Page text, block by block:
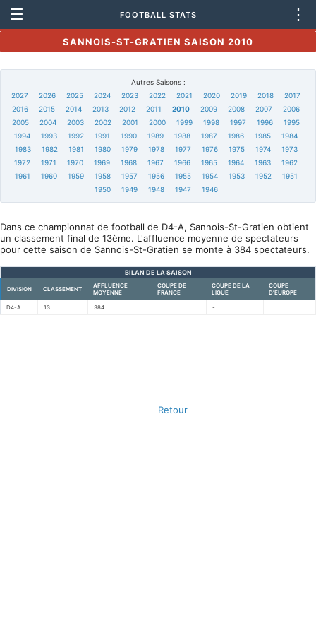
☰ FOOTBALL STATS ⋮
SANNOIS-ST-GRATIEN SAISON 2010
Autres Saisons :
2027
2026 2025 2024 2023 2022 2021 2020 2019 2018
2017
2016
2015 2014 2013 2012 2011 2010 2009 2008 2007
2006
2005
2004 2003 2002 2001 2000 1999 1998 1997 1996
1995
1994
1993 1992 1991 1990 1989 1988 1987 1986 1985
1984
1983
1982 1981 1980 1979 1978 1977 1976 1975 1974
1973
1972
1971 1970 1969 1968 1967 1966 1965 1964 1963
1962
1961
1960 1959 1958 1957 1956 1955 1954 1953 1952
1951
1950
1949 1948 1947 1946
Dans ce championnat de football de D4-A, Sannois-St-Gratien obtient
un classement final de 13ème. L'affluence moyenne de spectateurs
pour cette saison de Sannois-St-Gratien se monte à 384 spectateurs.
BILAN DE LA SAISON
DIVISION CLASSEMENT
AFFLUENCE
MOYENNE
COUPE DE
FRANCE
COUPE DE LA
LIGUE
COUPE
D'EUROPE
D4-A 13 384 -
Retour